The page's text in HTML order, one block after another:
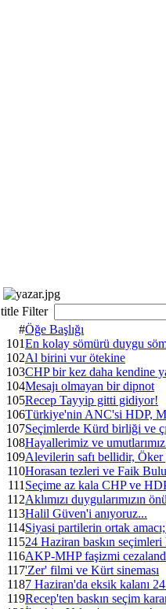
title Filter
#Öğe Başlığı
101En kolay sömürü duygu
102Al birini vur ötekine
103CHP bir kez daha kendine
104Mesajı olmayan bir dipnot
105Recep Tayyip gitti gidiyor!
106Türkiye'nin ANC'si HDP,
107Seçimlerde Kürd birliği ve
108Hayallerimiz ve
109Alevilerin safı bellidir,
110Horasan tezleri ve Faik
111 Seçime az kala CHP ve
112Aklımızı duygularımızın
113Halil Güven'i anıyoruz...
114Siyasi partilerin ortak
11524 Haziran baskın seçimleri
116AKP-MHP faşizmi
117'Zer' filmi ve Kürt sineması
1187 Haziran'da eksik kalanı
119Recep'ten baskın seçim